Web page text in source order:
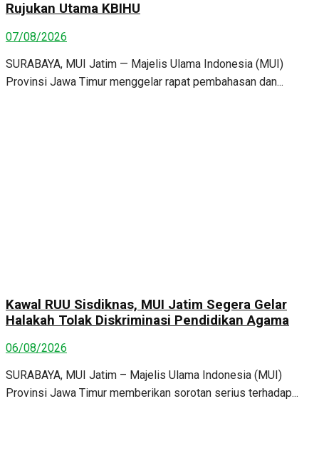
Rujukan Utama KBIHU
07/08/2026
SURABAYA, MUI Jatim — Majelis Ulama Indonesia (MUI)
Provinsi Jawa Timur menggelar rapat pembahasan dan...
Kawal RUU Sisdiknas, MUI Jatim Segera Gelar
Halakah Tolak Diskriminasi Pendidikan Agama
06/08/2026
SURABAYA, MUI Jatim – Majelis Ulama Indonesia (MUI)
Provinsi Jawa Timur memberikan sorotan serius terhadap...